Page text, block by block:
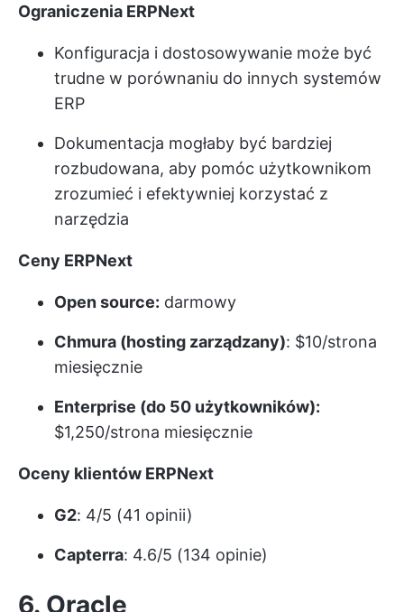
Ograniczenia ERPNext
Konfiguracja i dostosowywanie może być
trudne w porównaniu do innych systemów
ERP
Dokumentacja mogłaby być bardziej
rozbudowana, aby pomóc użytkownikom
zrozumieć i efektywniej korzystać z
narzędzia
Ceny ERPNext
Open source: darmowy
Chmura (hosting zarządzany): $10/strona
miesięcznie
Enterprise (do 50 użytkowników):
$1,250/strona miesięcznie
Oceny klientów ERPNext
G2: 4/5 (41 opinii)
Capterra: 4.6/5 (134 opinie)
6. Oracle